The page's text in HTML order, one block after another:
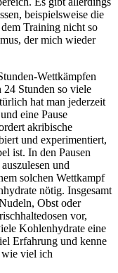
beispielsweise die
Training nicht so
der mich wieder
Wettkämpfen
Stunden so viele
hat man jederzeit
eine Pause
akribische
und experimentiert,
ist. In den Pausen
und
solchen Wettkampf
nötig. Insgesamt
Obst oder
vor,
Kohlenhydrate eine
Erfahrung und kenne
wie viel ich